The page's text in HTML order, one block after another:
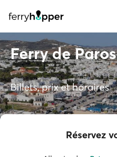
Ferry de
Billets, prix et horaires
Réservez